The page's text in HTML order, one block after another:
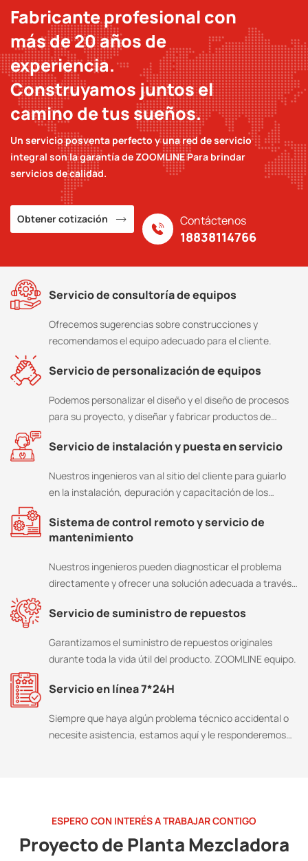
Fabricante profesional con
más de 20 años de
experiencia.
Construyamos juntos el
camino de tus sueños.
Un servicio posventa perfecto y una red de servicio
integral son la garantía de ZOOMLINE Para brindar
servicios de calidad.
Obtener cotización Contáctenos
18838114766
Servicio de consultoría de equipos
Ofrecemos sugerencias sobre construcciones y
recomendamos el equipo adecuado para el cliente.
Servicio de personalización de equipos
Podemos personalizar el diseño y el diseño de procesos
para su proyecto, y diseñar y fabricar productos de
Servicio de instalación y puesta en servicio
Nuestros ingenieros van al sitio del cliente para guiarlo
en la instalación, depuración y capacitación de los
Sistema de control remoto y servicio de
mantenimiento
Nuestros ingenieros pueden diagnosticar el problema
directamente y ofrecer una solución adecuada a través
Servicio de suministro de repuestos
Garantizamos el suministro de repuestos originales
durante toda la vida útil del producto. ZOOMLINE equipo.
Servicio en línea 7*24H
Siempre que haya algún problema técnico accidental o
necesite asistencia, estamos aquí y le responderemos
ESPERO CON INTERÉS A TRABAJAR CONTIGO
Proyecto de Planta Mezcladora